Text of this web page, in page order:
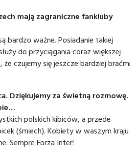
mają zagraniczne fankluby
bardzo ważne. Posiadanie takiej
do przyciągania coraz większej
​​czujemy się jeszcze bardziej braćmi
Dziękujemy za świetną rozmowę.
polskich kibiców, a przede
(śmiech). Kobiety w waszym kraju
Sempre Forza Inter!